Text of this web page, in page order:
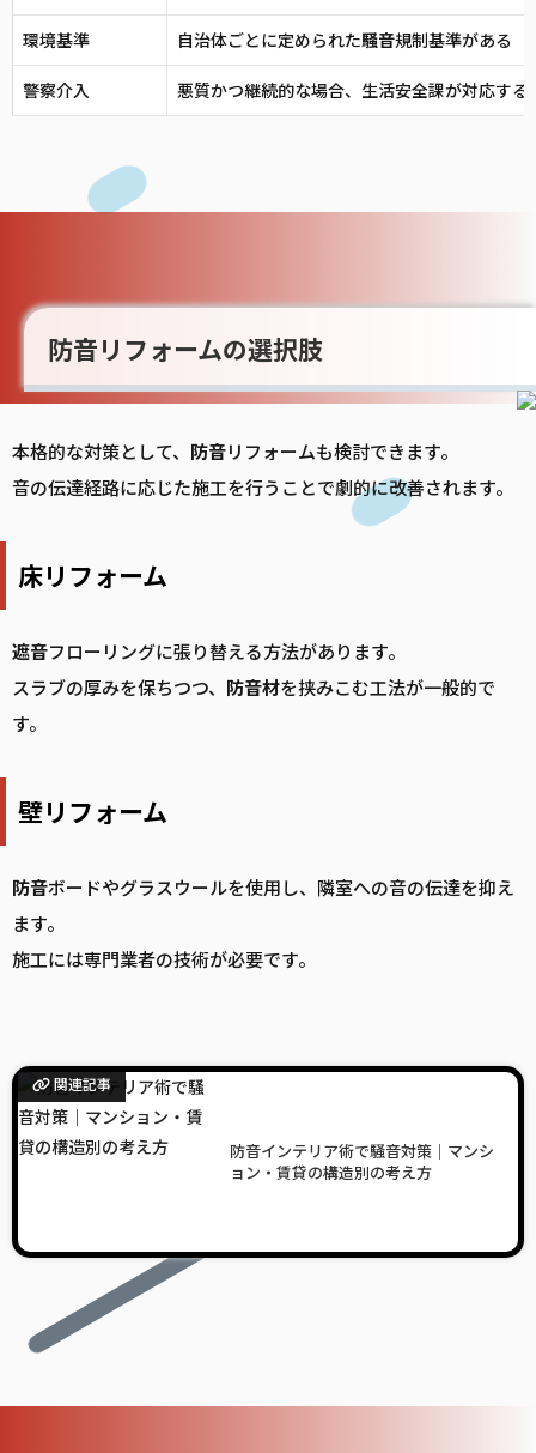
環境基準 自治体ごとに定められた騒音規制基準がある
警察介入 悪質かつ継続的な場合、生活安全課が対応する
防音リフォームの選択肢
本格的な対策として、 防音リフォームも検討できます。
音の伝達経路に応じた施工を行うことで劇的に改善されます。
床リフォーム
遮音フローリングに張り替える方法があります。
スラブの厚みを保ちつつ、 防音材を挟みこむ工法が一般的で
す。
壁リフォーム
防音ボードやグラスウールを使用し、隣室への音の伝達を抑え
ます。
施工には専門業者の技術が必要です。
関連記事
防音インテリア術で騒音対策｜マンシ
ョン・賃貸の構造別の考え方